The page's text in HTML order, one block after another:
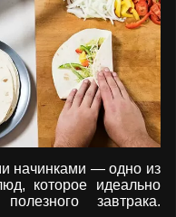
начинками — одно из
которое идеально
завтрака.